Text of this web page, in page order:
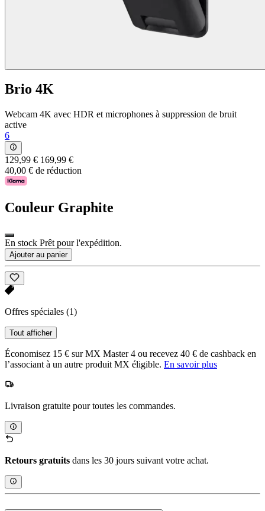
Brio 4K
Webcam 4K avec HDR et microphones à suppression de bruit
active
6
129,99 € 169,99 €
40,00 € de réduction
Couleur Graphite
En stock Prêt pour l'expédition.
Ajouter au panier
Offres spéciales (1)
Tout afficher
Économisez 15 € sur MX Master 4 ou recevez 40 € de cashback en
l’associant à un autre produit MX éligible. En savoir plus
Livraison gratuite pour toutes les commandes.
Retours gratuits dans les 30 jours suivant votre achat.